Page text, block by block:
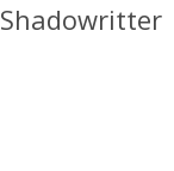
Shadowritter